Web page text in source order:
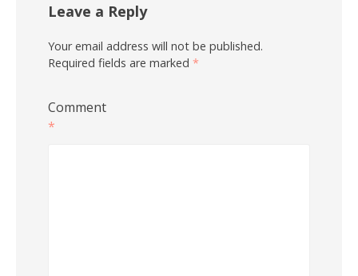
Leave a Reply
Your email address will not be published.
Required fields are marked *
Comment
*